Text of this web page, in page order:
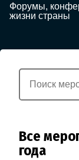
Форумы,
жизни страны
Все
года